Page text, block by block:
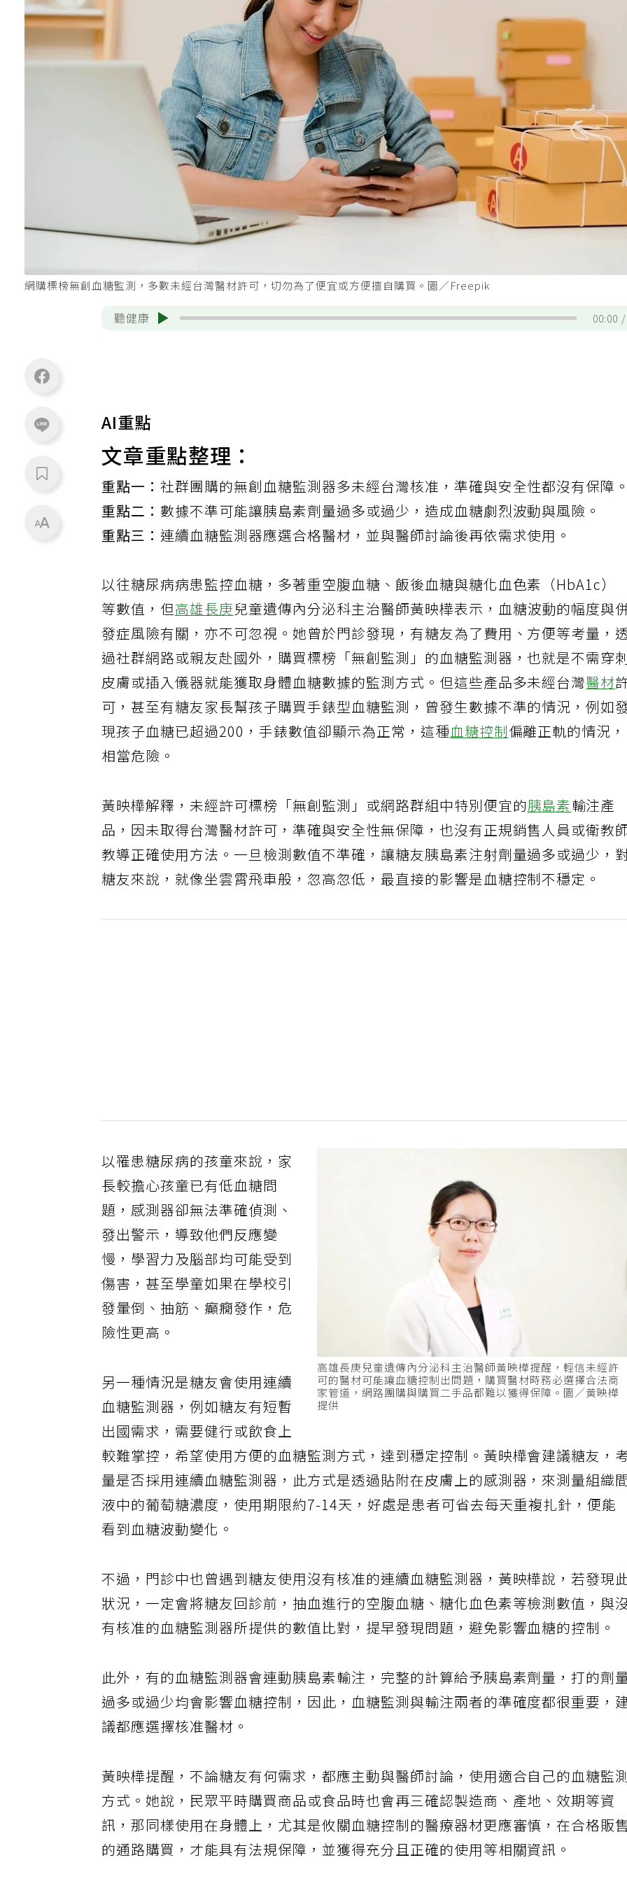
網購標榜無創血糖監測，多數未經台灣醫材許可，切勿為了便宜或方便擅自購買。圖／Freepik
聽健康 00:00
AI重點
文章重點整理：
重點一：社群團購的無創血糖監測器多未經台灣核准，準確與安全性都沒有保障。
重點二： 數據不準可能讓胰島素劑量過多或過少，造成血糖劇烈波動與風險。
重點三： 連續血糖監測器應選合格醫材，並與醫師討論後再依需求使用。
以往糖尿病病患監控血糖，多著重空腹血糖、飯後血糖與糖化血色素（HbA1c）
等數值，但高雄長庚兒童遺傳內分泌科主治醫師黃映樺表示，血糖波動的幅度與
發症風險有關，亦不可忽視。她曾於門診發現，有糖友為了費用、方便等考量，
過社群網路或親友赴國外，購買標榜「無創監測」的血糖監測器，也就是不需穿刺
皮膚或插入儀器就能獲取身體血糖數據的監測方式。但這些產品多未經台灣醫材
可，甚至有糖友家長幫孩子購買手錶型血糖監測，曾發生數據不準的情況，例如
現孩子血糖已超過200，手錶數值卻顯示為正常，這種血糖控制偏離正軌的情況，
相當危險。
黃映樺解釋，未經許可標榜「無創監測」或網路群組中特別便宜的胰島素輸注產
品，因未取得台灣醫材許可，準確與安全性無保障，也沒有正規銷售人員或衛教
教導正確使用方法。一旦檢測數值不準確，讓糖友胰島素注射劑量過多或過少，對
糖友來說，就像坐雲霄飛車般，忽高忽低，最直接的影響是血糖控制不穩定。
高雄長庚兒童遺傳內分泌科主治醫師黃映樺提醒，輕信未經許
可的醫材可能讓血糖控制出問題，購買醫材時務必選擇合法商
家管道，網路團購與購買二手品都難以獲得保障。圖／黃映樺
以罹患糖尿病的孩童來說，家
長較擔心孩童已有低血糖問
題，感測器卻無法準確偵測、
發出警示，導致他們反應變
慢，學習力及腦部均可能受到
傷害，甚至學童如果在學校引
發暈倒、抽筋、癲癇發作，危
險性更高。
另一種情況是糖友會使用連續
血糖監測器，例如糖友有短暫
出國需求，需要健行或飲食上
較難掌控，希望使用方便的血糖監測方式，達到穩定控制。黃映樺會建議糖友，考
量是否採用連續血糖監測器，此方式是透過貼附在皮膚上的感測器，來測量組織
液中的葡萄糖濃度，使用期限約7-14天，好處是患者可省去每天重複扎針，便能
看到血糖波動變化。
不過，門診中也曾遇到糖友使用沒有核准的連續血糖監測器，黃映樺說，若發現
狀況，一定會將糖友回診前，抽血進行的空腹血糖、糖化血色素等檢測數值，與
有核准的血糖監測器所提供的數值比對，提早發現問題，避免影響血糖的控制。
此外，有的血糖監測器會連動胰島素輸注，完整的計算給予胰島素劑量，打的劑
過多或過少均會影響血糖控制，因此，血糖監測與輸注兩者的準確度都很重要，
議都應選擇核准醫材。
黃映樺提醒，不論糖友有何需求，都應主動與醫師討論，使用適合自己的血糖監測
方式。她說，民眾平時購買商品或食品時也會再三確認製造商、產地、效期等資
訊，那同樣使用在身體上，尤其是攸關血糖控制的醫療器材更應審慎，在合格販售
的通路購買，才能具有法規保障，並獲得充分且正確的使用等相關資訊。